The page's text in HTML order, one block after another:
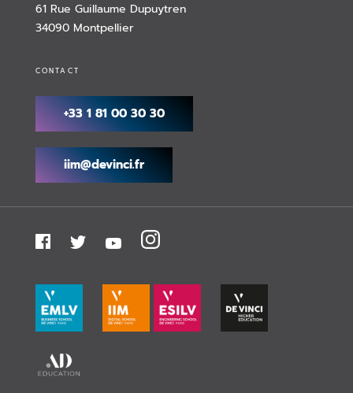
61 Rue Guillaume Dupuytren
34090 Montpellier
CONTACT
+33 1 81 00 30 30
iim@devinci.fr